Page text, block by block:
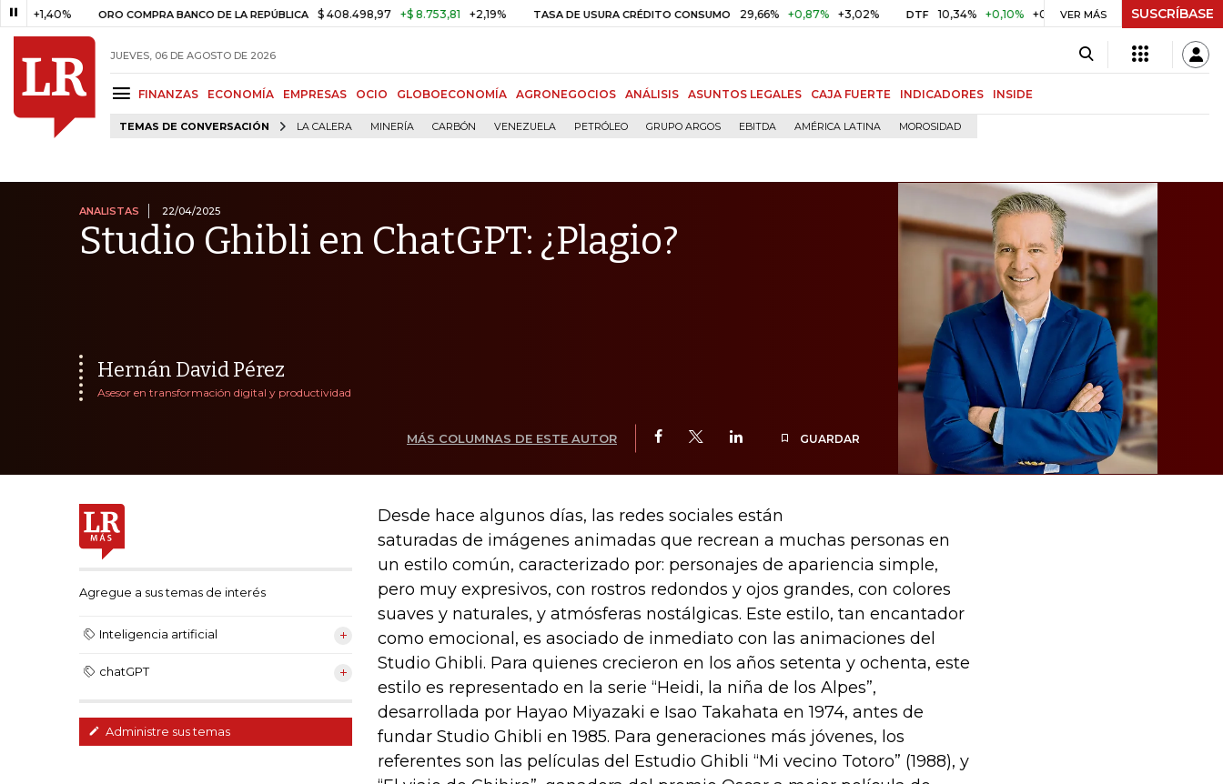
ORO COMPRA BANCO DE LA REPÚBLICA $ 408.498,97 +$ 8.753,81 +2,19% TASA DE USURA CRÉDITO CONSUMO 29,66% +0,87% +3,02% DTF 10,34% +0,10% +0,98% UVR $ 416,86 +$ 0,05 +0,01%
VER MÁS SUSCRÍBASE
JUEVES, 06 DE AGOSTO DE 2026
FINANZAS ECONOMÍA EMPRESAS OCIO GLOBOECONOMÍA AGRONEGOCIOS ANÁLISIS ASUNTOS LEGALES CAJA FUERTE INDICADORES INSIDE
TEMAS DE CONVERSACIÓN LA CALERA MINERÍA CARBÓN VENEZUELA PETRÓLEO GRUPO ARGOS EBITDA AMÉRICA LATINA MOROSIDAD
ANALISTAS 22/04/2025
Studio Ghibli en ChatGPT: ¿Plagio?
Hernán David Pérez
Asesor en transformación digital y productividad
MÁS COLUMNAS DE ESTE AUTOR GUARDAR
Agregue a sus temas de interés
Inteligencia artificial
chatGPT
Administre sus temas
Desde hace algunos días, las redes sociales están
saturadas de imágenes animadas que recrean a muchas personas en
un estilo común, caracterizado por: personajes de apariencia simple,
pero muy expresivos, con rostros redondos y ojos grandes, con colores
suaves y naturales, y atmósferas nostálgicas. Este estilo, tan encantador
como emocional, es asociado de inmediato con las animaciones del
Studio Ghibli. Para quienes crecieron en los años setenta y ochenta, este
estilo es representado en la serie “Heidi, la niña de los Alpes”,
desarrollada por Hayao Miyazaki e Isao Takahata en 1974, antes de
fundar Studio Ghibli en 1985. Para generaciones más jóvenes, los
referentes son las películas del Estudio Ghibli “Mi vecino Totoro” (1988), y